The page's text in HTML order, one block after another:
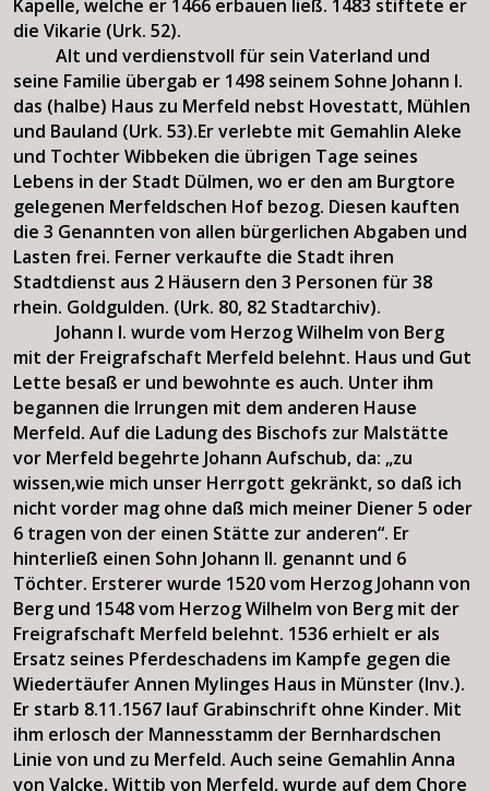
Kapelle, welche er 1466 erbauen ließ. 1483 stiftete er
die Vikarie (Urk. 52).
Alt und verdienstvoll für sein Vaterland und
seine Familie übergab er 1498 seinem Sohne Johann I.
das (halbe) Haus zu Merfeld nebst Hovestatt, Mühlen
und Bauland (Urk. 53).Er verlebte mit Gemahlin Aleke
und Tochter Wibbeken die übrigen Tage seines
Lebens in der Stadt Dülmen, wo er den am Burgtore
gelegenen Merfeldschen Hof bezog. Diesen kauften
die 3 Genannten von allen bürgerlichen Abgaben und
Lasten frei. Ferner verkaufte die Stadt ihren
Stadtdienst aus 2 Häusern den 3 Personen für 38
rhein. Goldgulden. (Urk. 80, 82 Stadtarchiv).
Johann I. wurde vom Herzog Wilhelm von Berg
mit der Freigrafschaft Merfeld belehnt. Haus und Gut
Lette besaß er und bewohnte es auch. Unter ihm
begannen die Irrungen mit dem anderen Hause
Merfeld. Auf die Ladung des Bischofs zur Malstätte
vor Merfeld begehrte Johann Aufschub, da: „zu
wissen,wie mich unser Herrgott gekränkt, so daß ich
nicht vorder mag ohne daß mich meiner Diener 5 oder
6 tragen von der einen Stätte zur anderen“. Er
hinterließ einen Sohn Johann II. genannt und 6
Töchter. Ersterer wurde 1520 vom Herzog Johann von
Berg und 1548 vom Herzog Wilhelm von Berg mit der
Freigrafschaft Merfeld belehnt. 1536 erhielt er als
Ersatz seines Pferdeschadens im Kampfe gegen die
Wiedertäufer Annen Mylinges Haus in Münster (Inv.).
Er starb 8.11.1567 lauf Grabinschrift ohne Kinder. Mit
ihm erlosch der Mannesstamm der Bernhardschen
Linie von und zu Merfeld. Auch seine Gemahlin Anna
von Valcke, Wittib von Merfeld, wurde auf dem Chore